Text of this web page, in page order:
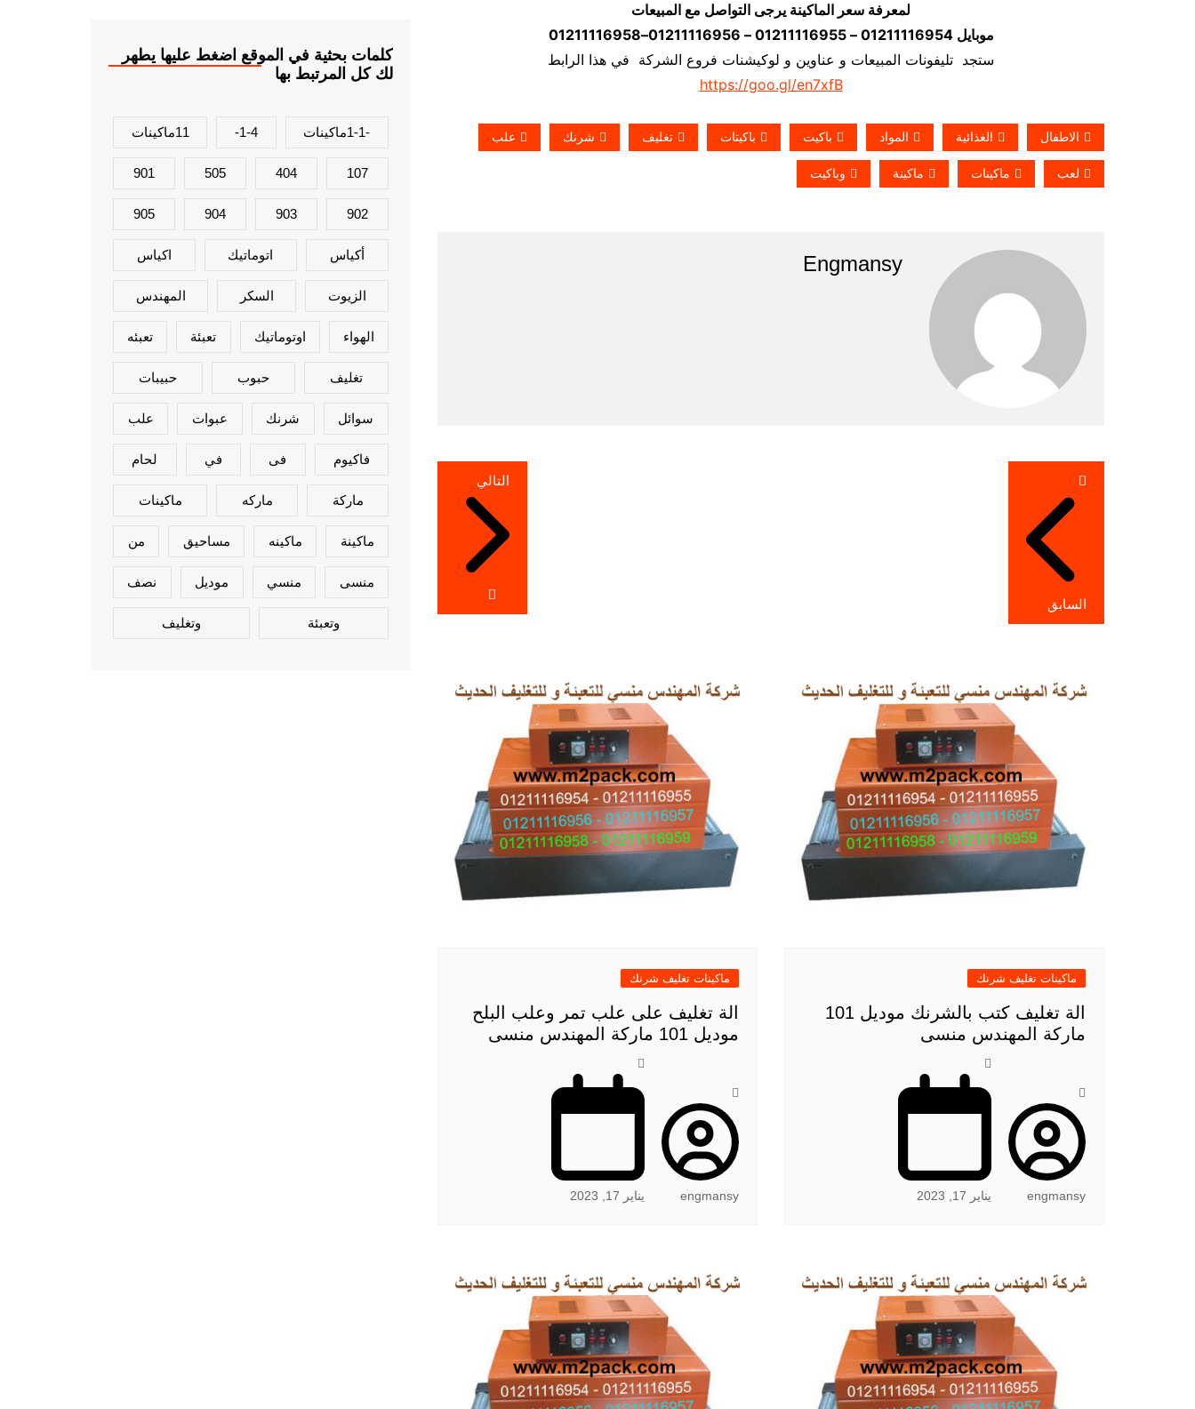
لمعرفة سعر الماكينة يرجى التواصل مع المبيعات
موبايل 01211116954 – 01211116955 – 01211116956–01211116958
ستجد تليفونات المبيعات و عناوين و لوكيشنات فروع الشركة في هذا الرابط
https://goo.gl/en7xfB
الاطفال الغذائية المواد باكيت باكيتات تغليف شرنك علب
لعب ماكينات ماكينة وباكيت
Engmansy
تصفّح
المقالات
السابق
التالي
ماكينات تغليف شرنك
الة تغليف كتب بالشرنك موديل 101
ماركة المهندس منسى
engmansy يناير 17, 2023
ماكينات تغليف شرنك
الة تغليف على علب تمر وعلب البلح
موديل 101 ماركة المهندس منسى
engmansy يناير 17, 2023
كلمات بحثية في الموقع اضغط عليها يطهر
لك كل المرتبط بها
-1-1ماكينات 1-4- 11ماكينات
107
404
505
901
902
903
904
905
أكياس اتوماتيك اكياس
الزيوت السكر المهندس
الهواء اوتوماتيك تعبئة تعبئه
تغليف حبوب حبيبات
سوائل شرنك عبوات علب
فاكيوم فى في لحام
ماركة ماركه ماكينات
ماكينة ماكينه مساحيق من
منسى منسي موديل نصف
وتعبئة وتغليف